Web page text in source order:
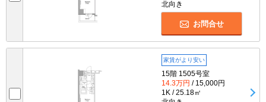
北向き
お問合せ
家賃がより安い
15階 1505号室
14.3万円 / 15,000円
1K / 25.18㎡